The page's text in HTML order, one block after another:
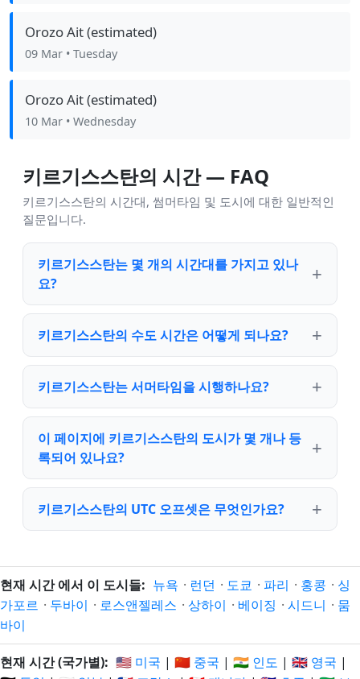
Orozo Ait (estimated)
09 Mar • Tuesday
Orozo Ait (estimated)
10 Mar • Wednesday
키르기스스탄의 시간 — FAQ
키르기스스탄의 시간대, 썸머타임 및 도시에 대한 일반적인
질문입니다.
키르기스스탄는 몇 개의 시간대를 가지고 있나
요?
키르기스스탄의 수도 시간은 어떻게 되나요?
키르기스스탄는 서머타임을 시행하나요?
이 페이지에 키르기스스탄의 도시가 몇 개나 등
록되어 있나요?
키르기스스탄의 UTC 오프셋은 무엇인가요?
현재 시간 에서 이 도시들: 뉴욕 · 런던 · 도쿄 · 파리 · 홍콩 · 싱
가포르 · 두바이 · 로스앤젤레스 · 상하이 · 베이징 · 시드니 · 뭄
바이
현재 시간 (국가별): 🇺🇸 미국 | 🇨🇳 중국 | 🇮🇳 인도 | 🇬🇧 영국 |